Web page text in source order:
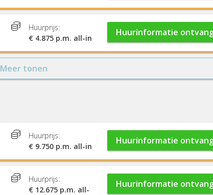
Huurprijs:
€ 4.875 p.m. all-in
Huurinformatie
Meer tonen
Huurprijs:
€ 9.750 p.m. all-in
Huurinformatie
Huurprijs:
€ 12.675 p.m. all-
Huurinformatie